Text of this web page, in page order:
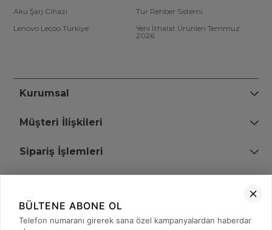
Akü Şarj Cihazı
Tur Rehber Sistemi
Lenovo Lecoo Türkiye
Yeni İthalat Ürünleri Temmuz
2026
Kurumsal
Müşteri İlişkileri
Sipariş İşlemleri
+90 (850) 473 08 08
BÜLTENE ABONE OL
Telefon numaranı girerek sana özel kampanyalardan haberdar